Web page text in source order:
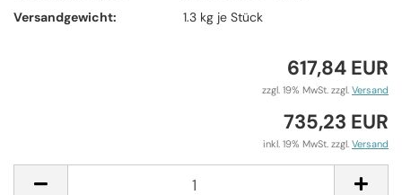
Versandgewicht:
1.3 kg je Stück
617,84 EUR
zzgl. 19% MwSt. zzgl. Versand
735,23 EUR
inkl. 19% MwSt. zzgl. Versand